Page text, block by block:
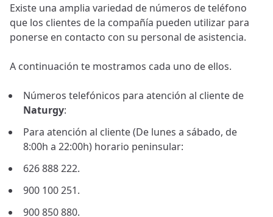
Existe una amplia variedad de números de teléfono
que los clientes de la compañía pueden utilizar para
ponerse en contacto con su personal de asistencia.
A continuación te mostramos cada uno de ellos.
Números telefónicos para atención al cliente de
Naturgy:
Para atención al cliente (De lunes a sábado, de
8:00h a 22:00h) horario peninsular:
626 888 222.
900 100 251.
900 850 880.